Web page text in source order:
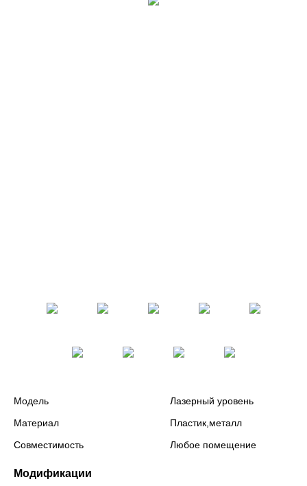
Модель
Лазерный уровень
Материал
Пластик,металл
Совместимость
Любое помещение
Модификации